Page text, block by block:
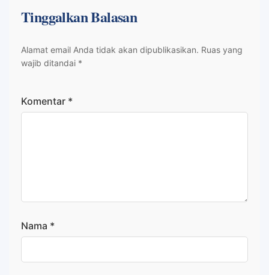
Tinggalkan Balasan
Alamat email Anda tidak akan dipublikasikan. Ruas yang
wajib ditandai *
Komentar *
Nama *